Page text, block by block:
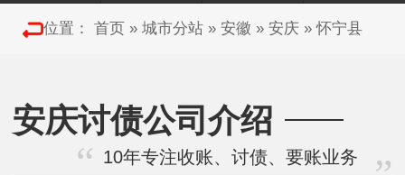
位置： 首页» 城市分站» 安徽 » 安庆»怀宁县
安庆讨债公司介绍
10年专注收账、讨债、要账业务